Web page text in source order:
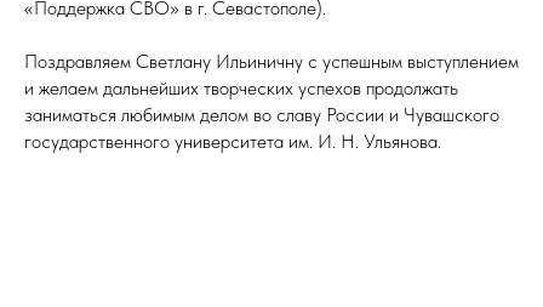
«Поддержка СВО» в г. Севастополе).
Поздравляем Светлану Ильиничну с успешным выступлением
и желаем дальнейших творческих успехов продолжать
заниматься любимым делом во славу России и Чувашского
государственного университета им. И. Н. Ульянова.